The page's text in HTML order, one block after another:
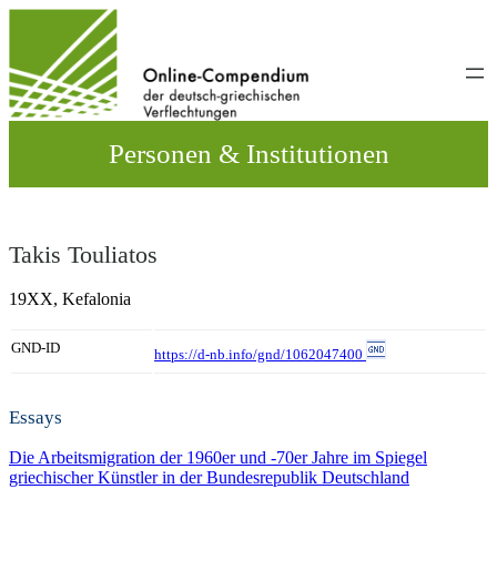
wechseln
Personen & Institutionen
Takis Touliatos
19ΧΧ, Kefalonia
GND-ID https://d-nb.info/gnd/1062047400
Essays
Die Arbeitsmigration der 1960er und -70er Jahre im Spiegel
griechischer Künstler in der Bundesrepublik Deutschland